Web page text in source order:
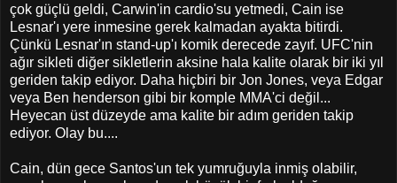
çok güçlü geldi, Carwin'in cardio'su yetmedi, Cain ise
Lesnar'ı yere inmesine gerek kalmadan ayakta bitirdi.
Çünkü Lesnar'ın stand-up'ı komik derecede zayıf. UFC'nin
ağır sikleti diğer sikletlerin aksine hala kalite olarak bir iki yıl
geriden takip ediyor. Daha hiçbiri bir Jon Jones, veya Edgar
veya Ben henderson gibi bir komple MMA'ci değil...
Heyecan üst düzeyde ama kalite bir adım geriden takip
ediyor. Olay bu....
Cain, dün gece Santos'un tek yumruğuyla inmiş olabilir,